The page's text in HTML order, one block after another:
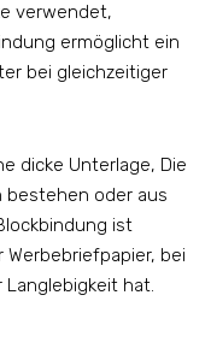
verwendet,
ermöglicht ein
bei gleichzeitiger
dicke Unterlage, Die
bestehen oder aus
ist
bei
Langlebigkeit hat.